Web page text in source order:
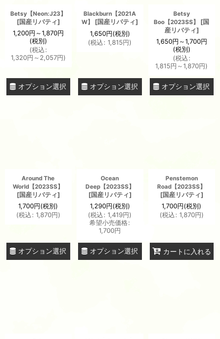
Betsy【Neon:J23】
[国産リバティ]
1,200円～1,870円
(税別)
(税込:
1,320円 ～2,057円)
オプション選択
Blackburn【2021A
W】
[国産リバティ]
1,650円(税別)
(税込: 1,815円)
オプション選択
Betsy
Boo【2023SS】
[国
産リバティ]
1,650円～1,700円
(税別)
(税込:
1,815円 ～1,870円)
オプション選択
Around The
World【2023SS】
[国産リバティ]
1,700円(税別)
(税込: 1,870円)
オプション選択
Ocean
Deep【2023SS】
[国産リバティ]
1,290円(税別)
(税込: 1,419円)
希望小売価格:
1,700円
オプション選択
Penstemon
Road【2023SS】
[国産リバティ]
1,700円(税別)
(税込: 1,870円)
カートに入れる